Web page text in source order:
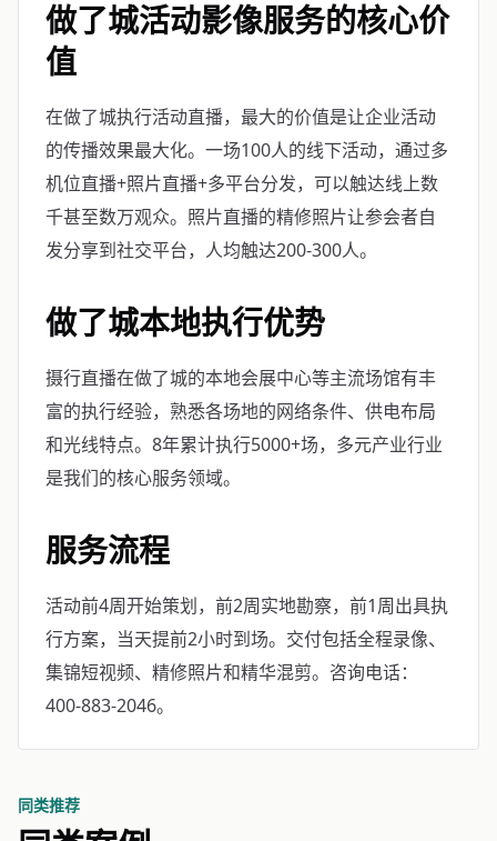
做了城活动影像服务的核心价
值
在做了城执行活动直播，最大的价值是让企业活动
的传播效果最大化。一场100人的线下活动，通过多
机位直播+照片直播+多平台分发，可以触达线上数
千甚至数万观众。照片直播的精修照片让参会者自
发分享到社交平台，人均触达200-300人。
做了城本地执行优势
摄行直播在做了城的本地会展中心等主流场馆有丰
富的执行经验，熟悉各场地的网络条件、供电布局
和光线特点。8年累计执行5000+场，多元产业行业
是我们的核心服务领域。
服务流程
活动前4周开始策划，前2周实地勘察，前1周出具执
行方案，当天提前2小时到场。交付包括全程录像、
集锦短视频、精修照片和精华混剪。咨询电话：
400-883-2046。
同类推荐